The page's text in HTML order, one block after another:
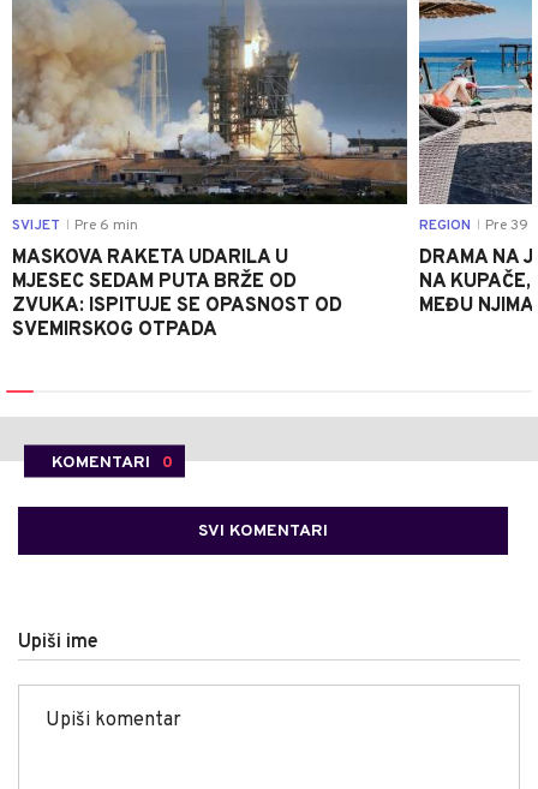
SVIJET Pre 6 min
MASKOVA RAKETA UDARILA U
MJESEC SEDAM PUTA BRŽE OD
ZVUKA: ISPITUJE SE OPASNOST OD
SVEMIRSKOG OTPADA
REGION Pre 39
DRAMA NA
NA
MEĐU NJIMA
KOMENTARI 0
SVI KOMENTARI
Upiši ime